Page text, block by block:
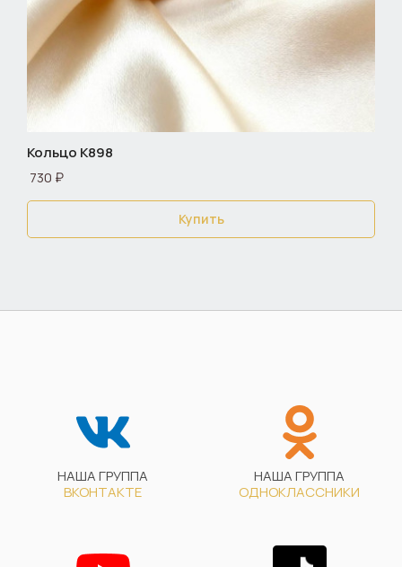
Кольцо К898
730 ₽
Купить
НАША ГРУППА
ВКОНТАКТЕ
НАША ГРУППА
ОДНОКЛАССНИКИ